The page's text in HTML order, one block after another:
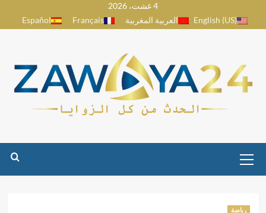
4 غشت، 2026
English (US)
العربية المغربية Français
Español
Menu
رياضة